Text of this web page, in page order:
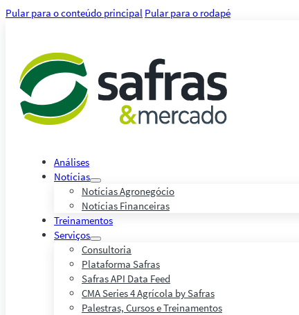
Pular para o conteúdo principal Pular para o rodapé
Análises
Notícias
Notícias Agronegócio
Notícias Financeiras
Treinamentos
Serviços
Consultoria
Plataforma Safras
Safras API Data Feed
CMA Series 4 Agrícola by Safras
Palestras, Cursos e Treinamentos